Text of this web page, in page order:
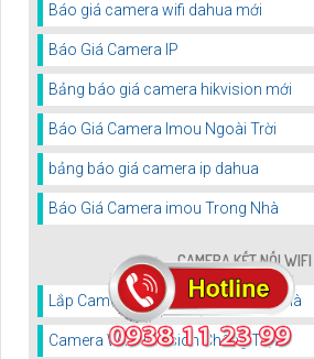
Báo giá camera wifi dahua mới
Báo Giá Camera IP
Bảng báo giá camera hikvision mới
Báo Giá Camera Imou Ngoài Trời
bảng báo giá camera ip dahua
Báo Giá Camera imou Trong Nhà
CAMERA KẾT NỐI WIFI
Lắp Camera Wifi Kbvision Trong Nhà
Camera Wifi Hikvision Chống Trộm